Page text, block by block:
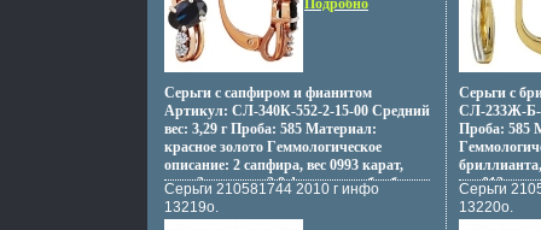
Подробно
Серьги с сапфиром и фианитом
Артикул: СЛ-340К-552-2-15-00 Средний
вес: 3,29 г Проба: 585 Материал:
красное золото Гeммологическое
описание: 2 сапфира, вес 0993 карат,
цвет 3, чистота 2 8 фианитов, вбхлбтес
0064 карат.
Серьги 210581744 2010 г инфо
13219o.
Серьги с
СЛ-233Ж-Б-
Проба: 585
вес 012
Серьги
13220o.